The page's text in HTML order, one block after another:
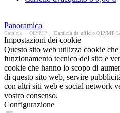
Panoramica
Camicie OLYMP Camicia da ufficio OLYMP
Impostazioni dei cookie
Questo sito web utilizza cookie che
funzionamento tecnico del sito e
cookie che hanno lo scopo di
di questo sito web, servire
con altri siti web e social network
vostro consenso.
Configurazione